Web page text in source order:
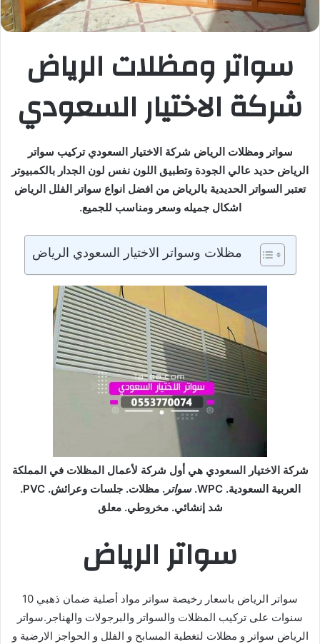
سواتر ومظلات الرياض
شركة الاختيار السعودي
سواتر ومظلات الرياض شركة الاختيار السعودي تركيب سواتر
الرياض حديد عالي الجودة وتطبيق اللون نفس لون الجدار بالكمبيوتر
تعتبر السواتر الحديدية بالرياض من افضل انواع سواتر الفلل الرياض
اشكال جميله وسعر ومناسب للجميع.
مظلات وسواتر الاختيار السعودي الرياض
شركة الاختيار السعودي هي أول شركة لأعمال المظلات في المملكة
العربية السعودية. WPC.
سواتر
. مظلات. جلسات وعرائش. PVC.
شد ‌إنشائي. مخروطي. معلق
سواتر الرياض
سواتر الرياض باسعار رخيصة سواتر مواد أصلية ضمان ذهبي 10
سنوات على تركيب المظلات والسواتر والبرجولات والهناجر.سواتر
الرياض سواتر و مظلات لتغطية المسابح و الفلل و الحواجز الارضية و